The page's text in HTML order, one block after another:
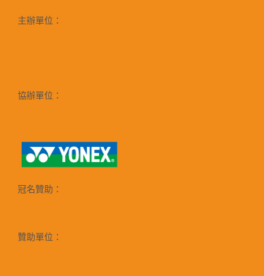
主辦單位：
協辦單位：
冠名贊助：
贊助單位：